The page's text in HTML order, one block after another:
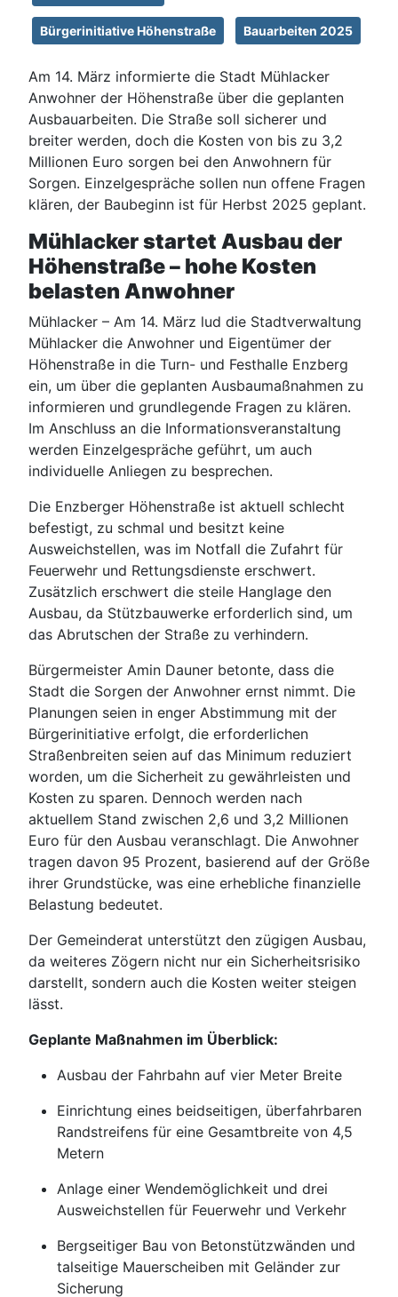
Bürgerinitiative Höhenstraße Bauarbeiten 2025
Am 14. März informierte die Stadt Mühlacker
Anwohner der Höhenstraße über die geplanten
Ausbauarbeiten. Die Straße soll sicherer und
breiter werden, doch die Kosten von bis zu 3,2
Millionen Euro sorgen bei den Anwohnern für
Sorgen. Einzelgespräche sollen nun offene Fragen
klären, der Baubeginn ist für Herbst 2025 geplant.
Mühlacker startet Ausbau der
Höhenstraße – hohe Kosten
belasten Anwohner
Mühlacker – Am 14. März lud die Stadtverwaltung
Mühlacker die Anwohner und Eigentümer der
Höhenstraße in die Turn- und Festhalle Enzberg
ein, um über die geplanten Ausbaumaßnahmen zu
informieren und grundlegende Fragen zu klären.
Im Anschluss an die Informationsveranstaltung
werden Einzelgespräche geführt, um auch
individuelle Anliegen zu besprechen.
Die Enzberger Höhenstraße ist aktuell schlecht
befestigt, zu schmal und besitzt keine
Ausweichstellen, was im Notfall die Zufahrt für
Feuerwehr und Rettungsdienste erschwert.
Zusätzlich erschwert die steile Hanglage den
Ausbau, da Stützbauwerke erforderlich sind, um
das Abrutschen der Straße zu verhindern.
Bürgermeister Amin Dauner betonte, dass die
Stadt die Sorgen der Anwohner ernst nimmt. Die
Planungen seien in enger Abstimmung mit der
Bürgerinitiative erfolgt, die erforderlichen
Straßenbreiten seien auf das Minimum reduziert
worden, um die Sicherheit zu gewährleisten und
Kosten zu sparen. Dennoch werden nach
aktuellem Stand zwischen 2,6 und 3,2 Millionen
Euro für den Ausbau veranschlagt. Die Anwohner
tragen davon 95 Prozent, basierend auf der Größe
ihrer Grundstücke, was eine erhebliche finanzielle
Belastung bedeutet.
Der Gemeinderat unterstützt den zügigen Ausbau,
da weiteres Zögern nicht nur ein Sicherheitsrisiko
darstellt, sondern auch die Kosten weiter steigen
lässt.
Geplante Maßnahmen im Überblick:
Ausbau der Fahrbahn auf vier Meter Breite
Einrichtung eines beidseitigen, überfahrbaren
Randstreifens für eine Gesamtbreite von 4,5
Metern
Anlage einer Wendemöglichkeit und drei
Ausweichstellen für Feuerwehr und Verkehr
Bergseitiger Bau von Betonstützwänden und
talseitige Mauerscheiben mit Geländer zur
Sicherung